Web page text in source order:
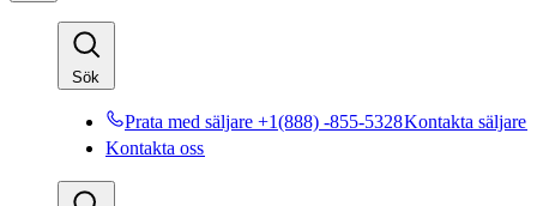
Sök​​
Prata med säljare +1(888) -855-5328​​Kontakta säljare​​
Kontakta oss​​